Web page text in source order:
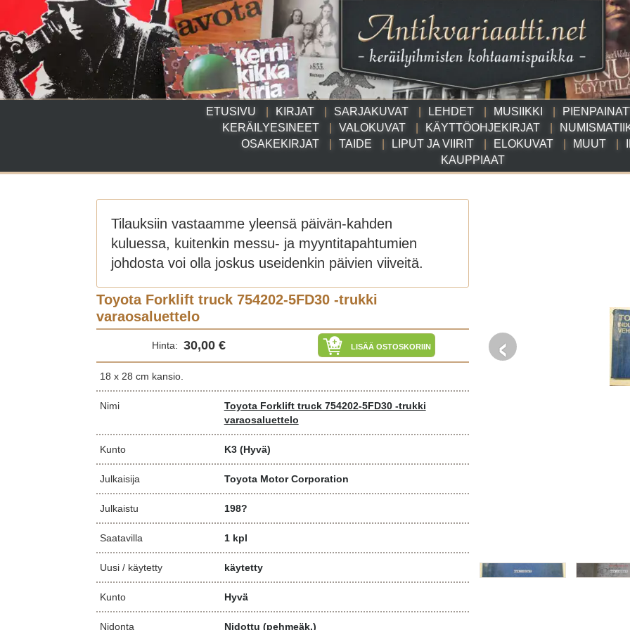
ETUSIVU KIRJAT SARJAKUVAT LEHDET MUSIIKKI
KERÄILYESINEET
VALOKUVAT KÄYTTÖOHJEKIRJAT
OSAKEKIRJAT
TAIDE LIPUT JA VIIRIT ELOKUVAT MUUT
KAUPPIAAT
Tilauksiin vastaamme yleensä päivän-kahden
kuluessa, kuitenkin messu- ja myyntitapahtumien
johdosta voi olla joskus useidenkin päivien viiveitä.
Toyota Forklift truck 754202-5FD30 -trukki
varaosaluettelo
‹
Hinta: 30,00 € LISÄÄ OSTOSKORIIN
18 x 28 cm kansio.
Nimi
Toyota Forklift truck 754202-5FD30 -trukki
varaosaluettelo
Kunto K3 (Hyvä)
Julkaisija Toyota Motor Corporation
Julkaistu 198?
Saatavilla 1 kpl
Uusi / käytetty käytetty
Kunto Hyvä
Nidonta Nidottu (pehmeäk.)